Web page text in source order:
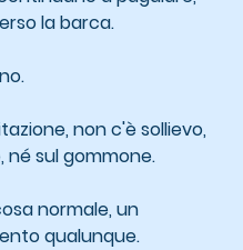
la barca.
non c'è sollievo,
né sul gommone.
normale, un
qualunque.